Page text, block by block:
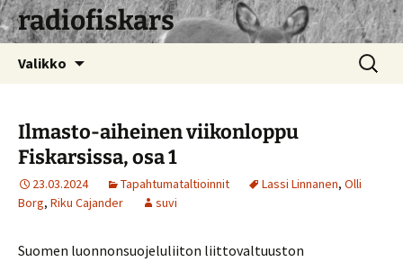
radiofiskars
Valikko Haku:
Ilmasto-aiheinen viikonloppu
Fiskarsissa, osa 1
23.03.2024 Tapahtumataltioinnit Lassi Linnanen, Olli
Borg, Riku Cajander suvi
Suomen luonnonsuojeluliiton liittovaltuuston